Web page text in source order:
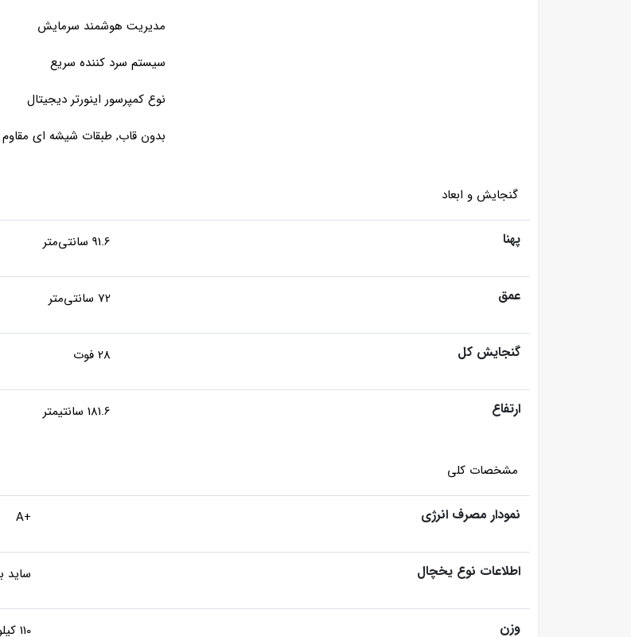
مدیریت هوشمند سرمایش
سیستم سرد کننده سریع
نوع کمپرسور اینورتر دیجیتال
بدون قاب, طبقات شیشه ای مقاوم
گنجایش و ابعاد
پهنا 91.6 سانتی‌متر
عمق 72 سانتی‌متر
گنجایش کل 28 فوت
ارتفاع 181.6 سانتیمتر
مشخصات کلی
نمودار مصرف انرژی +A
اطلاعات نوع یخچال ساید
وزن 110 کیلوگرم